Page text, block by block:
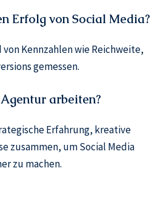
Erfolg von Social Media?
Kennzahlen wie Reichweite,
gemessen.
arbeiten?
Erfahrung, kreative
zusammen, um Social Media
zu machen.